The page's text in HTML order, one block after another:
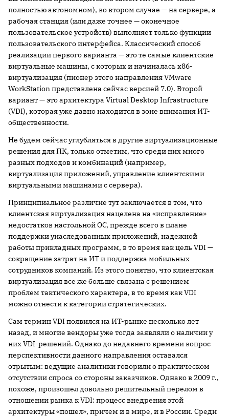
полностью автономном), во втором случае — на сервере, а
рабочая станция (или даже точнее — оконечное
пользовательское устройств) выполняет только функции
пользовательского интерфейса. Классический способ
реализации первого варианта — это те самые клиентские
виртуальные машины, с которых и начиналась x86-
виртуализация (пионер этого направления VMware
WorkStation представлена сейчас версией 7.0). Второй
вариант — это архитектура Virtual Desktop Infrastructure
(VDI), которая уже давно находится в зоне внимания ИТ-
общественности.
Не будем сейчас углубляться в другие виртуализационные
решения для ПК, только отметим, что среди них много
разных подходов и комбинаций (например,
виртуализация приложений, управление клиентскими
виртуальными машинами с сервера).
Принципиальное различие тут заключается в том, что
клиентская виртуализация нацелена на «исправление»
недостатков настольной ОС, прежде всего в плане
поддержки унаследованных приложений, надежной
работы прикладных программ, в то время как цель VDI —
сокращение затрат на ИТ и поддержка мобильных
сотрудников компаний. Из этого понятно, что клиентская
виртуализация все же больше связана с решением
проблем тактического характера, в то время как VDI
можно отнести к категории стратегических.
Сам термин VDI появился на ИТ-рынке несколько лет
назад, и многие вендоры уже тогда заявляли о наличии у
них VDI-решений. Однако до недавнего времени вопрос
перспективности данного направления оставался
отрытым: ведущие аналитики говорили о практическом
отсутствии спроса со стороны заказчиков. Однако в 2009 г.,
похоже, произошел довольно решительный перелом в
отношении рынка к VDI: процесс внедрения этой
архитектуры «пошел», причем и в мире, и в России. Среди